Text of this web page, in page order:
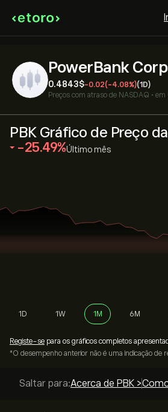
PowerBank Corp
0.4843‎$‎-0.02(-4.08%)(1D)
Preços com atraso de NASDAQ • em
PBK Gráfico de Preço
‎-25.49‎ Último mês
1D 1W 1M 6M
Registe-se para os gráficos completos
*O desempenho anterior não é uma indicação de
Saltar para:Acerca de PBK >